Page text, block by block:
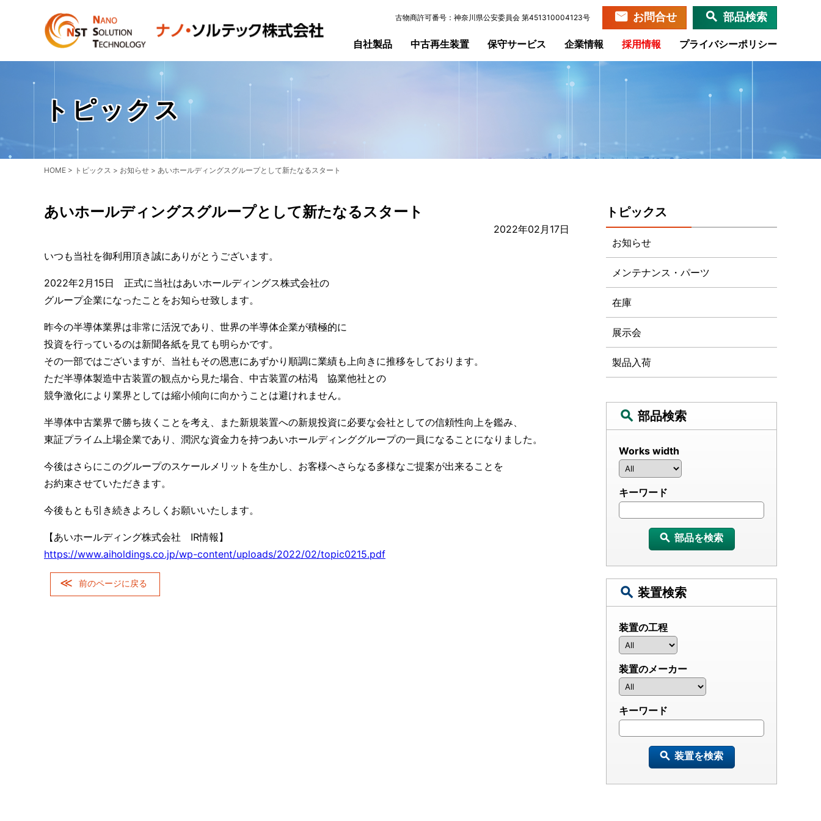
古物商許可番号：神奈川県公安委員会 第451310004123号 お問合せ 部品検索
自社製品 中古再生装置 保守サービス 企業情報 採用情報 プライバシーポリシー
トピックス
HOME > トピックス > お知らせ > あいホールディングスグループとして新たなるスタート
あいホールディングスグループとして新たなるスタート
2022年02月17日
いつも当社を御利用頂き誠にありがとうございます。
2022年2月15日 正式に当社はあいホールディングス株式会社の
グループ企業になったことをお知らせ致します。
昨今の半導体業界は非常に活況であり、世界の半導体企業が積極的に
投資を行っているのは新聞各紙を見ても明らかです。
その一部ではございますが、当社もその恩恵にあずかり順調に業績も上向きに推移をしております。
ただ半導体製造中古装置の観点から見た場合、中古装置の枯渇 協業他社との
競争激化により業界としては縮小傾向に向かうことは避けれません。
半導体中古業界で勝ち抜くことを考え、また新規装置への新規投資に必要な会社としての信頼性向上を鑑み、
東証プライム上場企業であり、潤沢な資金力を持つあいホールディンググループの一員になることになりました。
今後はさらにこのグループのスケールメリットを生かし、お客様へさらなる多様なご提案が出来ることを
お約束させていただきます。
今後もとも引き続きよろしくお願いいたします。
【あいホールディング株式会社 IR情報】
https://www.aiholdings.co.jp/wp-content/uploads/2022/02/topic0215.pdf
前のページに戻る
トピックス
お知らせ
メンテナンス・パーツ
在庫
展示会
製品入荷
部品検索
Works width
キーワード
部品を検索
装置検索
装置の工程
装置のメーカー
キーワード
装置を検索